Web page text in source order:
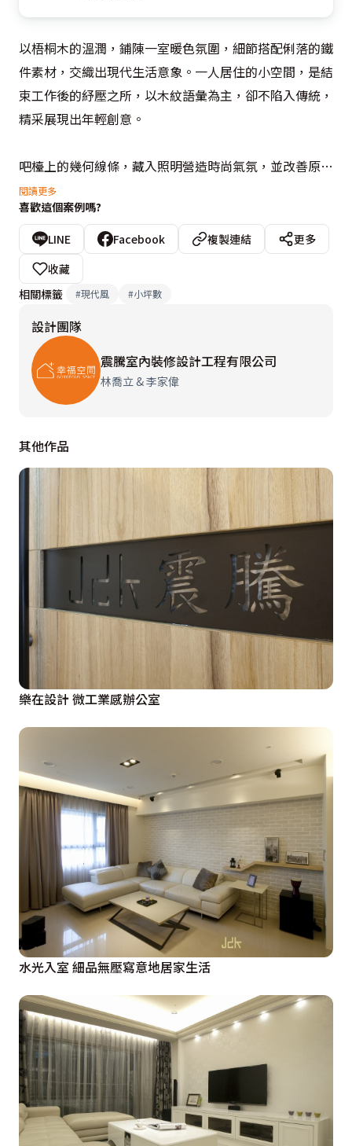
以梧桐木的溫潤，鋪陳一室暖色氛圍，細節搭配俐落的鐵
件素材，交織出現代生活意象。一人居住的小空間，是結
束工作後的紓壓之所，以木紋語彙為主，卻不陷入傳統，
精采展現出年輕創意。
吧檯上的幾何線條，藏入照明營造時尚氣氛，並改善原本
不理想的排煙設備，讓愛料理的型男大主廚，有大展身手
的空間。用以取代臥房隔間的穿透式書櫃，將採光再次延
伸分享；室內櫃子高度皆不達天花板，減少量體的壓迫
性，置身小空間依然有舒適寬敞的視覺感受。
閱讀更多
喜歡這個案例嗎?
LINE Facebook 複製連結
更多
收藏
相關標籤
#現代風 #小坪數
設計團隊
震騰室內裝修設計工程有限公司
林喬立 & 李家偉
其他作品
樂在設計 微工業感辦公室
水光入室 細品無壓寫意地居家生活